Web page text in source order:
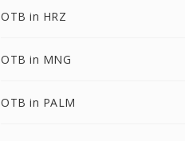
OTB in HRZ
OTB in MNG
OTB in PALM